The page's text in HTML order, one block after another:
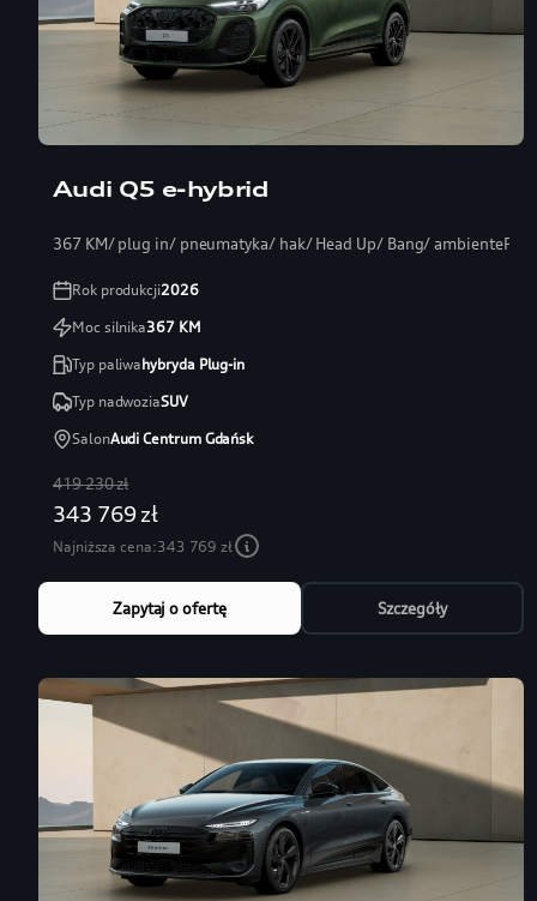
Audi Q5 e-hybrid
367 KM/ plug in/ pneumatyka/ hak/ Head Up/ Bang/ ambientePRO
Rok produkcji2026
Moc silnika367KM
Typ paliwahybryda Plug-in
Typ nadwoziaSUV
SalonAudi Centrum Gdańsk
419 230 zł
343 769 zł
Najniższa cena:343 769 zł
Zapytaj o ofertę Szczegóły